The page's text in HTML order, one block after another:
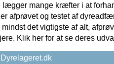
lægger mange kræfter i at
afprøvet og testet af
det vigtigste af alt,
Klik her for at se deres